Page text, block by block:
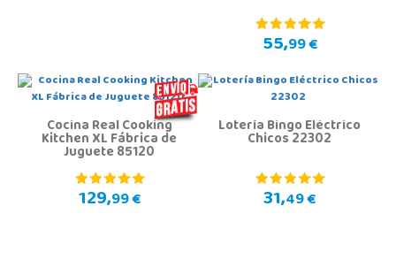
55,99 €
Cocina Real Cooking
Kitchen XL Fábrica de
Juguete 85120
129,99 €
Lotería Bingo Eléctrico
Chicos 22302
31,49 €